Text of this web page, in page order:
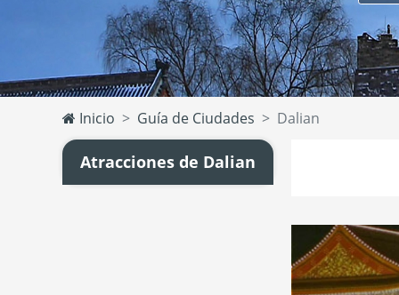
Inicio Guía de Ciudades Dalian
Atracciones de Dalian